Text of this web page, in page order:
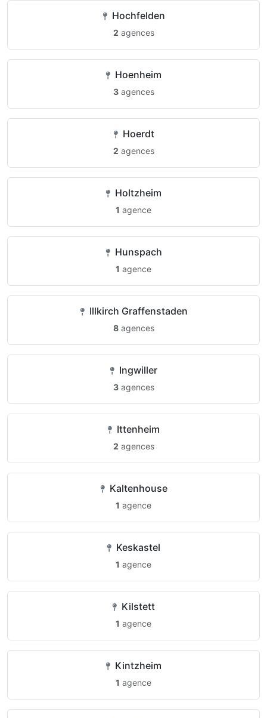
Hochfelden
2 agences
Hoenheim
3agences
Hoerdt
2 agences
Holtzheim
1 agence
Hunspach
1 agence
Illkirch Graffenstaden
8agences
Ingwiller
3agences
Ittenheim
2 agences
Kaltenhouse
1 agence
Keskastel
1 agence
Kilstett
1 agence
Kintzheim
1 agence